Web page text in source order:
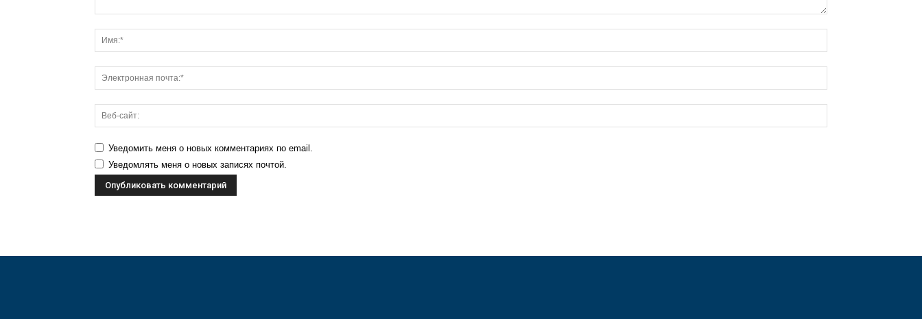
Уведомить меня о новых комментариях по email.
Уведомлять меня о новых записях почтой.